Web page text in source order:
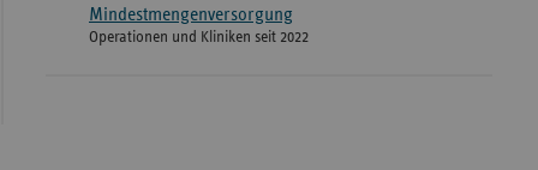
Mindestmengenversorgung
Operationen und Kliniken seit 2022